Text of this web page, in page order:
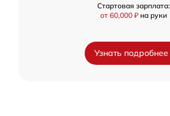
Стартовая зарплата:
от 60,000 ₽ на руки
Узнать подробнее